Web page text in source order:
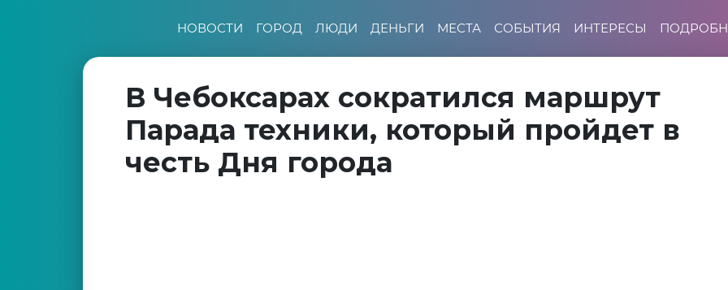
НОВОСТИ ГОРОД ЛЮДИ ДЕНЬГИ МЕСТА СОБЫТИЯ ИНТЕРЕСЫ
В Чебоксарах сократился маршрут
Парада техники, который пройдет в
честь Дня города